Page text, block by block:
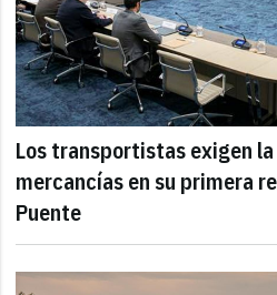
Los transportistas exigen
mercancías en su primera
Puente